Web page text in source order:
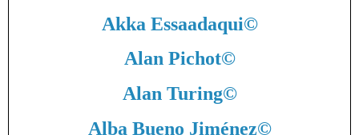
Akka Essaadaqui©
Alan Pichot©
Alan Turing©
Alba Bueno Jiménez©